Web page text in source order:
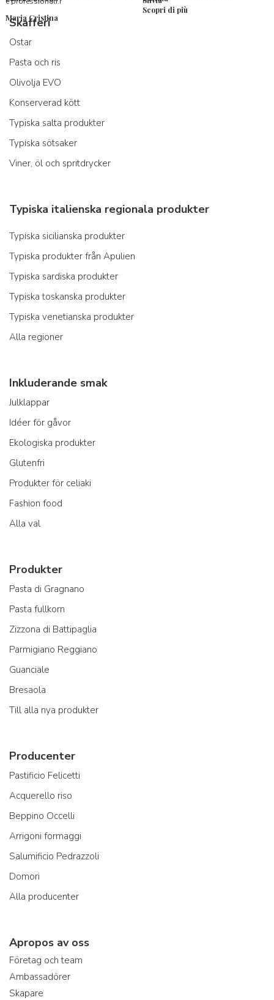
Maria Cristina
Scopri di più
Skafferi
Ostar
Pasta och ris
Olivolja EVO
Konserverad kött
Typiska salta produkter
Typiska sötsaker
Viner, öl och spritdrycker
Typiska italienska regionala produkter
Typiska sicilianska produkter
Typiska produkter från Apulien
Typiska sardiska produkter
Typiska toskanska produkter
Typiska venetianska produkter
Alla regioner
Inkluderande smak
Julklappar
Idéer för gåvor
Ekologiska produkter
Glutenfri
Produkter för celiaki
Fashion food
Alla val
Produkter
Pasta di Gragnano
Pasta fullkorn
Zizzona di Battipaglia
Parmigiano Reggiano
Guanciale
Bresaola
Till alla nya produkter
Producenter
Pastificio Felicetti
Acquerello riso
Beppino Occelli
Arrigoni formaggi
Salumificio Pedrazzoli
Domori
Alla producenter
Apropos av oss
Företag och team
Ambassadörer
Skapare